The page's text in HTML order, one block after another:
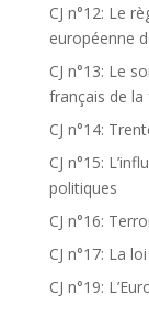
CJ n°12: Le
européenne
CJ n°13: Le
français de la
CJ n°14:
CJ n°15:
politiques
CJ n°16:
CJ n°17: La
CJ n°19: